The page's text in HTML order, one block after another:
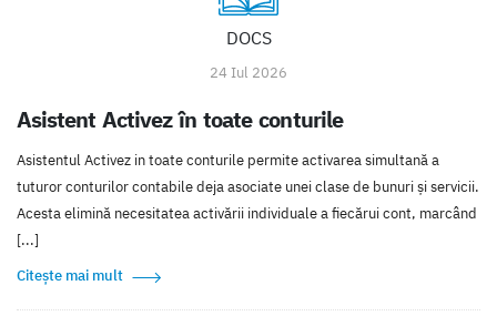
DOCS
24 Iul 2026
Asistent Activez în toate conturile
Asistentul Activez in toate conturile permite activarea simultană a
tuturor conturilor contabile deja asociate unei clase de bunuri și servicii.
Acesta elimină necesitatea activării individuale a fiecărui cont, marcând
[...]
Citește mai mult